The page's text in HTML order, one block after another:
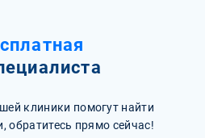
клиники помогут найти
обратитесь прямо сейчас!